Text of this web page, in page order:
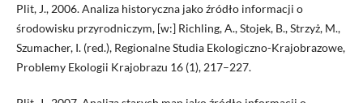
Plit, J., 2006. Analiza historyczna jako źródło informacji o
środowisku przyrodniczym, [w:] Richling, A., Stojek, B., Strzyż, M.,
Szumacher, I. (red.), Regionalne Studia Ekologiczno-Krajobrazowe,
Problemy Ekologii Krajobrazu 16 (1), 217–227.